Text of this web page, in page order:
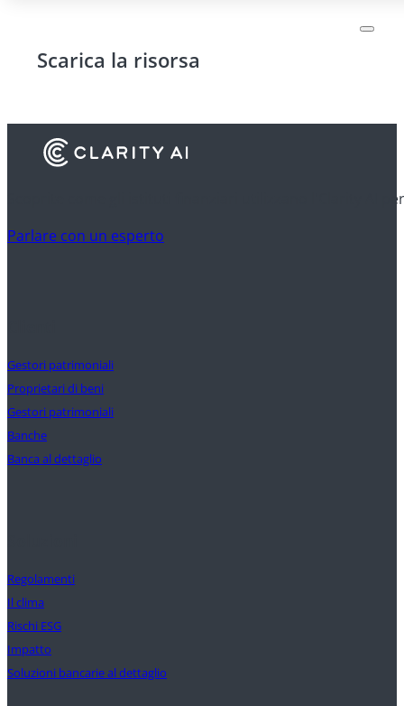
Scarica la risorsa
Scoprite come gli istituti finanziari utilizzano l'Clarity AI
Parlare con un esperto
Gestori patrimoniali
Proprietari di beni
Gestori patrimoniali
Banche
Banca al dettaglio
Regolamenti
Il clima
Rischi ESG
Impatto
Soluzioni bancarie al dettaglio